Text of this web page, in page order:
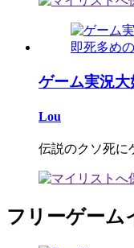
ゲーム実況
Lou
伝説のクソ死
フリーゲーム